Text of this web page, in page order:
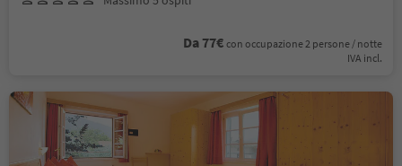
Da 77€ con occupazione 2 persone / notte
IVA incl.